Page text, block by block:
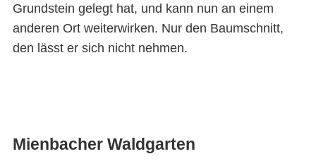
Grundstein gelegt hat, und kann nun an einem
anderen Ort weiterwirken. Nur den Baumschnitt,
den lässt er sich nicht nehmen.
Mienbacher Waldgarten